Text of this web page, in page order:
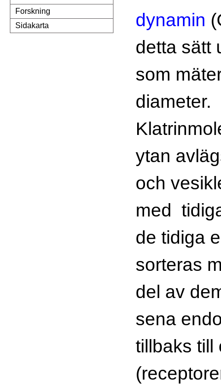
Forskning
Sidakarta
dynamin
detta sätt
som
diameter.
ytan
och
med
de tidiga
sorteras
del av
sena
tillbaks till